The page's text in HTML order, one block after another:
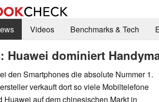
Videos Benchmarks & Tech
Huawei dominiert
den Smartphones die absolute Nummer 1.
verkauft dort so viele Mobiltelefone
Huawei auf dem chinesischen Markt in